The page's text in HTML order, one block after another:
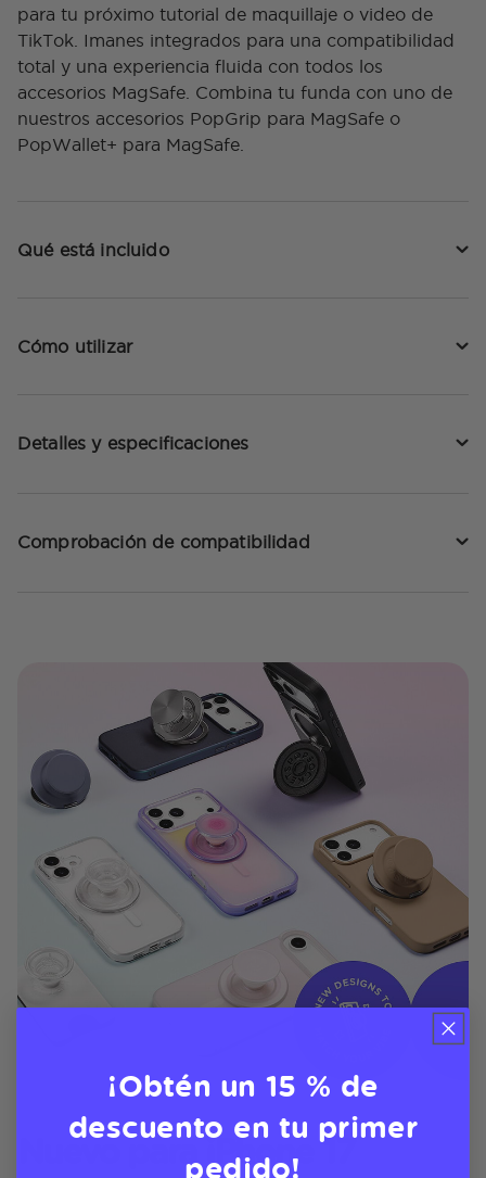
para tu próximo tutorial de maquillaje o video de
TikTok. Imanes integrados para una compatibilidad
total y una experiencia fluida con todos los
accesorios MagSafe. Combina tu funda con uno de
nuestros accesorios PopGrip para MagSafe o
PopWallet+ para MagSafe.
Qué está incluido
Cómo utilizar
Detalles y especificaciones
Comprobación de compatibilidad
Nuevo para iPhone 17
¡Obtén un 15 % de
descuento en tu primer
pedido!